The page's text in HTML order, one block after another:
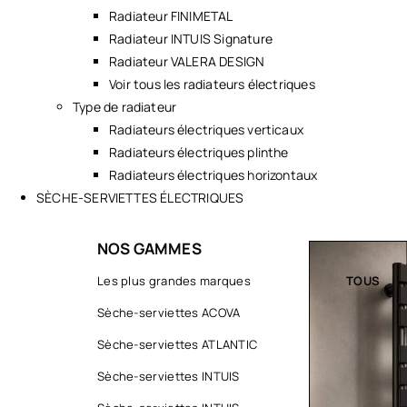
Radiateur FINIMETAL
Radiateur INTUIS Signature
Radiateur VALERA DESIGN
Voir tous les radiateurs électriques
Type de radiateur
Radiateurs électriques verticaux
Radiateurs électriques plinthe
Radiateurs électriques horizontaux
SÈCHE-SERVIETTES ÉLECTRIQUES
NOS GAMMES
Les plus grandes marques
Sèche-serviettes ACOVA
Sèche-serviettes ATLANTIC
Sèche-serviettes INTUIS
TOUS